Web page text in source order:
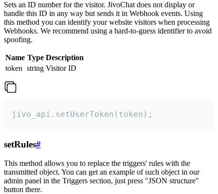
Sets an ID number for the visitor. JivoChat does not display or
handle this ID in any way but sends it in Webhook events. Using
this method you can identify your website visitors when processing
Webhooks. We recommend using a hard-to-guess identifier to avoid
spoofing.
Name Type Description
token string Visitor ID
jivo_api.setUserToken(token);
setRules#
This method allows you to replace the triggers' rules with the
transmitted object. You can get an example of such object in our
admin panel in the Triggers section, just press "JSON structure"
button there.